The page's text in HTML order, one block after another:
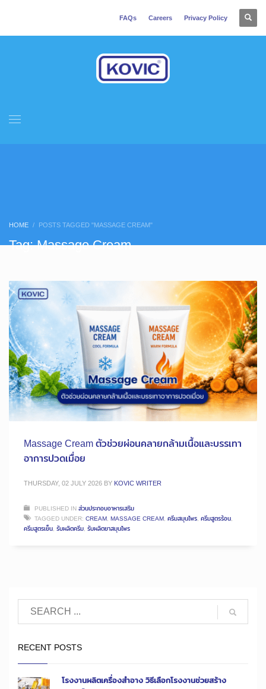
FAQs Careers Privacy Policy
HOME POSTS TAGGED "MASSAGE CREAM"
Tag: Massage Cream
Massage Cream ตัวช่วยผ่อนคลายกล้ามเนื้อและบรรเทา
อาการปวดเมื่อย
THURSDAY, 02 JULY 2026 BY KOVIC WRITER
PUBLISHED INส่วนประกอบอาหารเสริม
TAGGED UNDER: CREAM, MASSAGE CREAM, ครีมสมุนไพร, ครีมสูตรร้อน,
ครีมสูตรเย็น, รับผลิตครีม, รับผลิตยาสมุนไพร
RECENT POSTS
โรงงานผลิตเครื่องสำอาง วิธีเลือกโรงงานช่วยสร้าง